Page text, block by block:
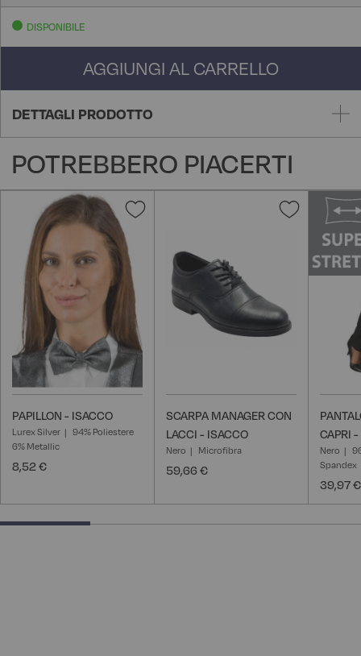
DISPONIBILE
AGGIUNGI AL CARRELLO
DETTAGLI PRODOTTO
POTREBBERO PIACERTI
Aggiungi
desideri
PAPILLON - ISACCO
Lurex Silver
94% Poliestere
6% Metallic
8,52 €
Aggiungi
lista
desideri
SCARPA MANAGER CON
LACCI - ISACCO
Nero Microfibra
59,66 €
CAPRI
Nero
Spandex
39,97 €
25% completed